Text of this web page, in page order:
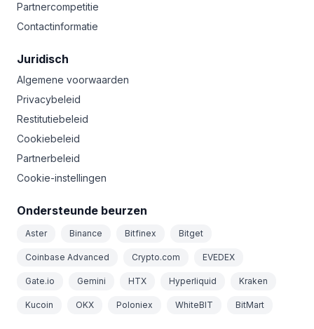
Partnercompetitie
Contactinformatie
Juridisch
Algemene voorwaarden
Privacybeleid
Restitutiebeleid
Cookiebeleid
Partnerbeleid
Cookie-instellingen
Ondersteunde beurzen
Aster Binance Bitfinex Bitget
Coinbase Advanced Crypto.com EVEDEX
Gate.io Gemini HTX Hyperliquid Kraken
Kucoin OKX Poloniex WhiteBIT BitMart